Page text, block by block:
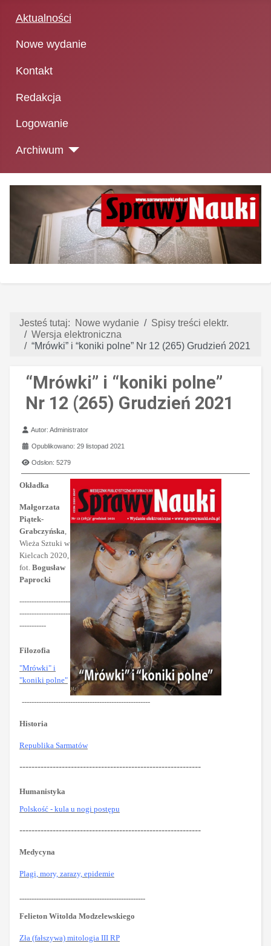
Aktualności
Nowe wydanie
Kontakt
Redakcja
Logowanie
Archiwum
Jesteś tutaj: Nowe wydanie
Spisy treści elektr.
Wersja elektroniczna
“Mrówki” i “koniki polne” Nr 12 (265) Grudzień 2021
“Mrówki” i “koniki polne”
Nr 12 (265) Grudzień 2021
Szczegóły
Autor:Administrator
Opublikowano: 29 listopad 2021
Odsłon: 5279
Okładka
Małgorzata
Piątek-
Grabczyńska
Wieża Sztuki w
Kielcach 2020,
fot. Bogusław
Paprocki
---------------------
---------------------
-----------
Filozofia
"Mrówki" i
"koniki polne"
-----------------------------------------------------
Historia
Republika Sarmatów
------------------------------------------------------------
Humanistyka
Polskość - kula u nogi postępu
------------------------------------------------------------
Medycyna
Plagi, mory, zarazy, epidemie
----------------------------------------------------
Felieton Witolda Modzelewskiego
Zła (fałszywa) mitologia III RP